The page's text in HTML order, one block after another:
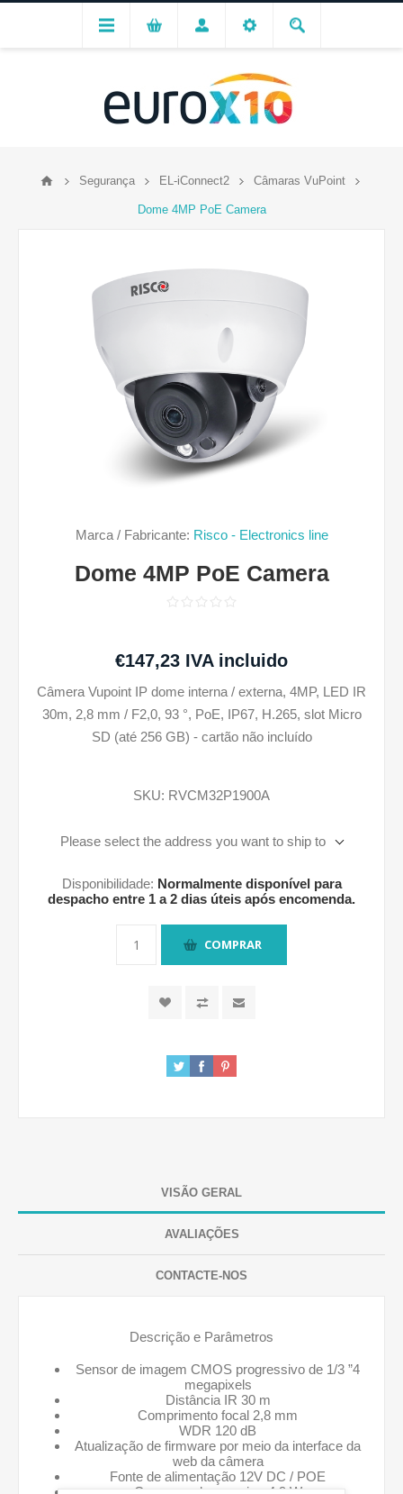
Segurança EL-iConnect2 Câmaras VuPoint
Dome 4MP PoE Camera
Marca / Fabricante: Risco - Electronics line
Dome 4MP PoE Camera
€147,23 IVA incluido
Câmera Vupoint IP dome interna / externa, 4MP, LED IR
30m, 2,8 mm / F2,0, 93 °, PoE, IP67, H.265, slot Micro
SD (até 256 GB) - cartão não incluído
SKU: RVCM32P1900A
Please select the address you want to ship to
Disponibilidade: Normalmente disponível para
despacho entre 1 a 2 dias úteis após encomenda.
COMPRAR
VISÃO GERAL
AVALIAÇÕES
CONTACTE-NOS
Descrição e Parâmetros
Sensor de imagem CMOS progressivo de 1/3 ”4
megapixels
Distância IR 30 m
Comprimento focal 2,8 mm
WDR 120 dB
Atualização de firmware por meio da interface da
web da câmera
Fonte de alimentação 12V DC / POE